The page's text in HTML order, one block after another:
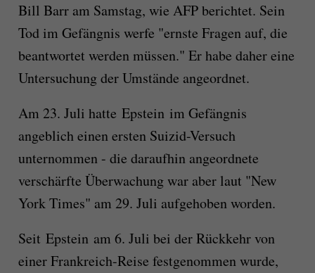
Bill Barr am Samstag, wie AFP berichtet. Sein
Tod im Gefängnis werfe "ernste Fragen auf, die
beantwortet werden müssen." Er habe daher eine
Untersuchung der Umstände angeordnet.
Am 23. Juli hatte Epstein im Gefängnis
angeblich einen ersten Suizid-Versuch
unternommen - die daraufhin angeordnete
verschärfte Überwachung war aber laut "New
York Times" am 29. Juli aufgehoben worden.
Seit Epstein am 6. Juli bei der Rückkehr von
einer Frankreich-Reise festgenommen wurde,